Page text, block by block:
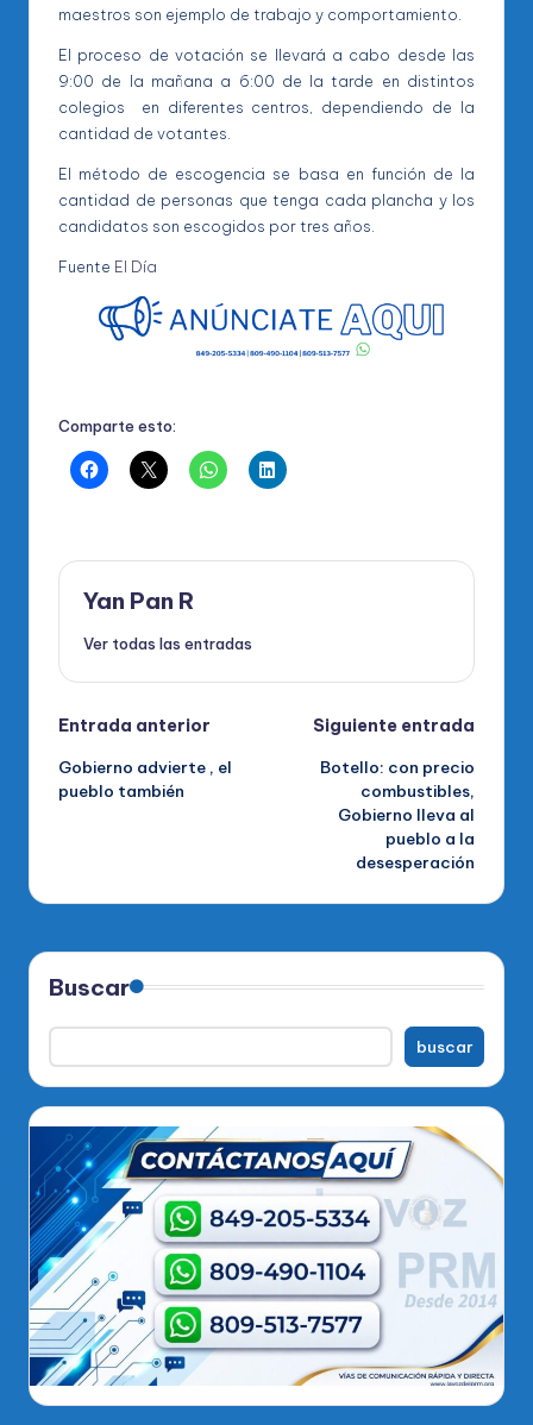
maestros son ejemplo de trabajo y comportamiento.
El proceso de votación se llevará a cabo desde las
9:00 de la mañana a 6:00 de la tarde en distintos
colegios en diferentes centros, dependiendo de la
cantidad de votantes.
El método de escogencia se basa en función de la
cantidad de personas que tenga cada plancha y los
candidatos son escogidos por tres años.
Fuente El Día
Comparte esto:
Yan Pan R
Ver todas las entradas
Navegación
de
Entrada anterior
Gobierno advierte , el
pueblo también
Siguiente entrada
Botello: con precio
combustibles,
Gobierno lleva al
pueblo a la
desesperación
Buscar
buscar